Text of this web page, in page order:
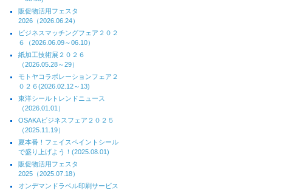
販促物活用フェスタ
2026（2026.06.24）
ビジネスマッチングフェア２０２
６（2026.06.09～06.10）
紙加工技術展２０２６
（2026.05.28～29）
モトヤコラボレーションフェア２
０２６(2026.02.12～13)
東洋シールトレンドニュース
（2026.01.01）
OSAKAビジネスフェア２０２５
（2025.11.19）
夏本番！フェイスペイントシール
で盛り上げよう！(2025.08.01)
販促物活用フェスタ
2025（2025.07.18）
オンデマンドラベル印刷サービス